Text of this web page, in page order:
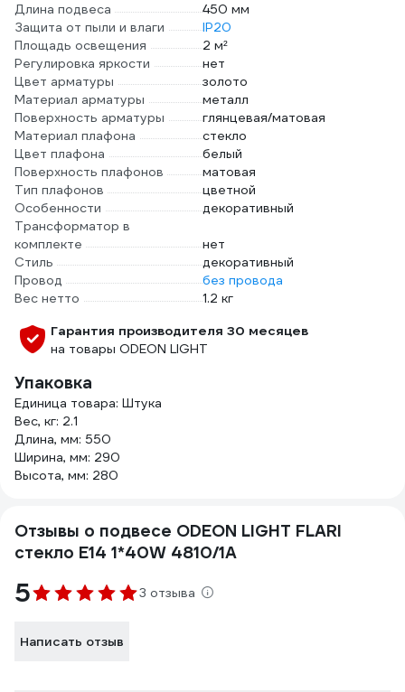
Длина подвеса
450 мм
Защита от пыли и влаги
IP20
Площадь освещения
2 м²
Регулировка яркости
нет
Цвет арматуры
золото
Материал арматуры
металл
Поверхность арматуры
глянцевая/матовая
Материал плафона
стекло
Цвет плафона
белый
Поверхность плафонов
матовая
Тип плафонов
цветной
Особенности
декоративный
Трансформатор в
комплекте
нет
Стиль
декоративный
Провод
без провода
Вес нетто
1.2 кг
Гарантия производителя 30 месяцев
на товары ODEON LIGHT
Упаковка
Единица товара: Штука
Вес, кг: 2.1
Длина, мм: 550
Ширина, мм: 290
Высота, мм: 280
Отзывы о подвесе ODEON LIGHT FLARI
стекло E14 1*40W 4810/1A
5 3 отзыва
Написать отзыв